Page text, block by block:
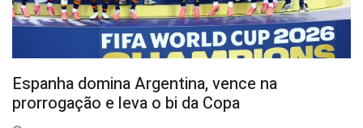
Espanha domina Argentina, vence na
prorrogação e leva o bi da Copa